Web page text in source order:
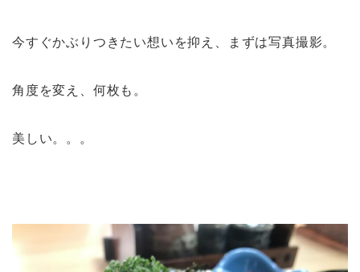
今すぐかぶりつきたい想いを抑え、まずは写真撮影。
角度を変え、何枚も。
美しい。。。